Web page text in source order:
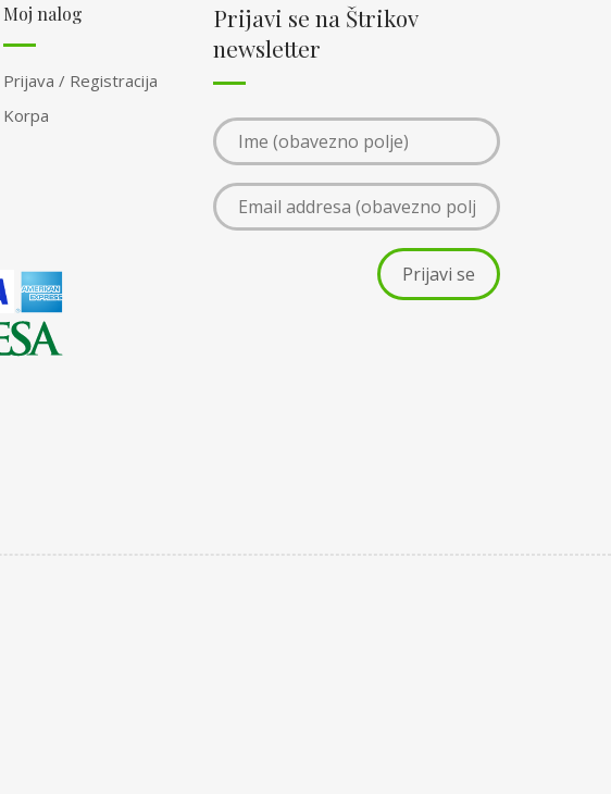
Moj nalog
Prijava / Registracija
Korpa
Prijavi se na Štrikov
newsletter